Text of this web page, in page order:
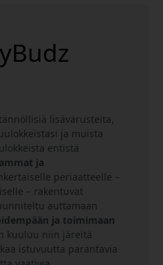
lisävarusteita,
ja muista
entistä
ja
periaatteelle –
– rakentuvat
auttamaan
ja toimimaan
kuuluu niin järeitä
istuvuutta parantavia